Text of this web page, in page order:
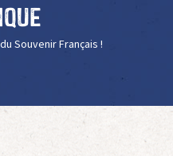
Souvenir Français !